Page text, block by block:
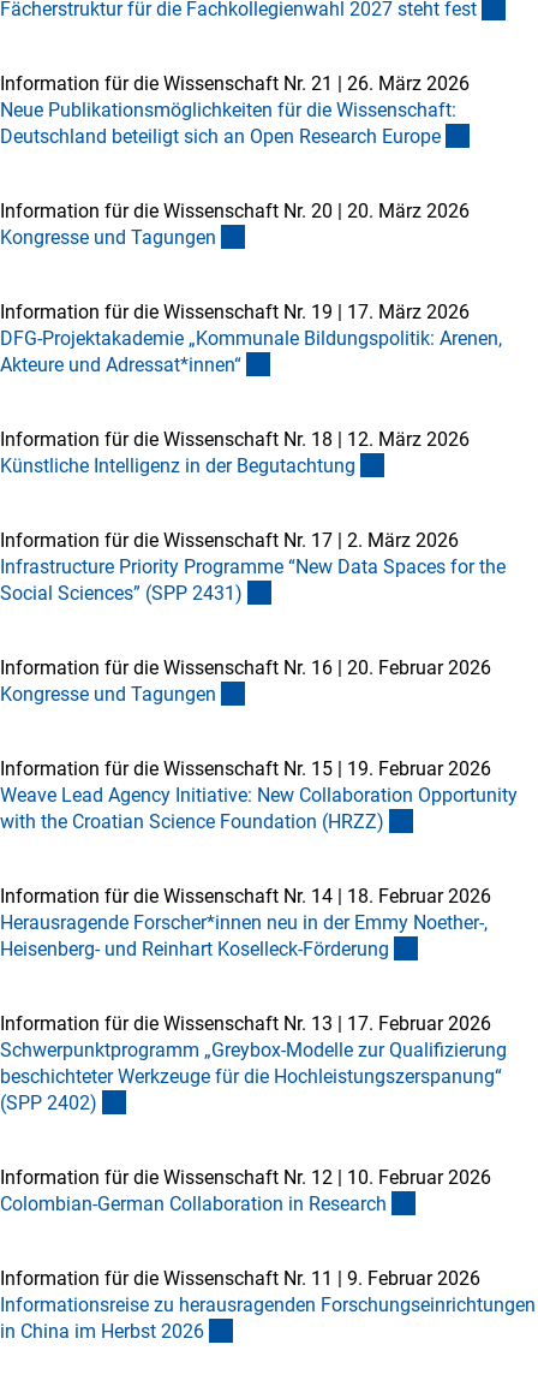
Fächerstruktur für die Fachkollegienwahl 2027 steht fest
Information für die Wissenschaft Nr. 21 | 26. März 2026
Neue Publikationsmöglichkeiten für die Wissenschaft:
Deutschland beteiligt sich an Open Research Europe
Information für die Wissenschaft Nr. 20 | 20. März 2026
Kongresse und Tagungen
Information für die Wissenschaft Nr. 19 | 17. März 2026
DFG-Projektakademie „Kommunale Bildungspolitik: Arenen,
Akteure und Adressat*innen“
Information für die Wissenschaft Nr. 18 | 12. März 2026
Künstliche Intelligenz in der Begutachtung
Information für die Wissenschaft Nr. 17 | 2. März 2026
Infrastructure Priority Programme “New Data Spaces for the
Social Sciences” (SPP 2431)
Information für die Wissenschaft Nr. 16 | 20. Februar 2026
Kongresse und Tagungen
Information für die Wissenschaft Nr. 15 | 19. Februar 2026
Weave Lead Agency Initiative: New Collaboration Opportunity
with the Croatian Science Foundation (HRZZ)
Information für die Wissenschaft Nr. 14 | 18. Februar 2026
Herausragende Forscher*innen neu in der Emmy Noether-,
Heisenberg- und Reinhart Koselleck-Förderung
Information für die Wissenschaft Nr. 13 | 17. Februar 2026
Schwerpunktprogramm „Greybox-Modelle zur Qualifizierung
beschichteter Werkzeuge für die Hochleistungszerspanung“
(SPP 2402)
Information für die Wissenschaft Nr. 12 | 10. Februar 2026
Colombian-German Collaboration in Research
Information für die Wissenschaft Nr. 11 | 9. Februar 2026
Informationsreise zu herausragenden Forschungseinrichtungen
in China im Herbst 2026